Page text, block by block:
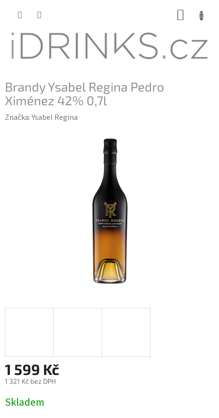
Brandy Ysabel Regina Pedro
Ximénez 42% 0,7l
Značka:Ysabel Regina
1 599 Kč
1 321 Kč bez DPH
cena:
Skladem